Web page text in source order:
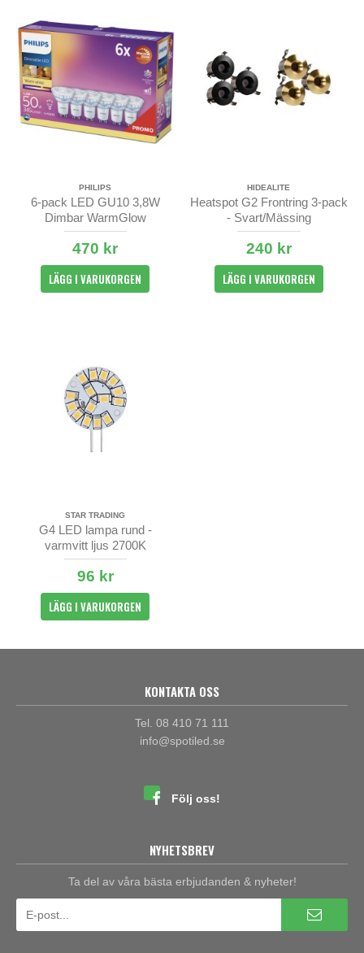
PHILIPS
6-pack LED GU10 3,8W
Dimbar WarmGlow
470 kr
LÄGG I VARUKORGEN
HIDEALITE
Heatspot G2 Frontring 3-pack
- Svart/Mässing
240 kr
LÄGG I VARUKORGEN
STAR TRADING
G4 LED lampa rund -
varmvitt ljus 2700K
96 kr
LÄGG I VARUKORGEN
KONTAKTA OSS
Tel. 08 410 71 111
info@spotiled.se
Följ oss!
NYHETSBREV
Ta del av våra bästa erbjudanden & nyheter!